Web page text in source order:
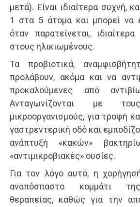
μετά). Είναι ιδιαίτερα συχνή,
1 στα 5 άτομα και μπορεί να
όταν παρατείνεται,
στους ηλικιωμένους.
Τα προβιοτικά,
προλάβουν, ακόμα και να
προκαλούμενες από
Ανταγωνίζονται με
μικροοργανισμούς, για τροφή
γαστρεντερική οδό και
ανάπτυξή «κακών»
«αντιμικροβιακές» ουσίες.
Για τον λόγο αυτό, η
αναπόσπαστο κομμάτι της
θεραπείας, καθώς για την